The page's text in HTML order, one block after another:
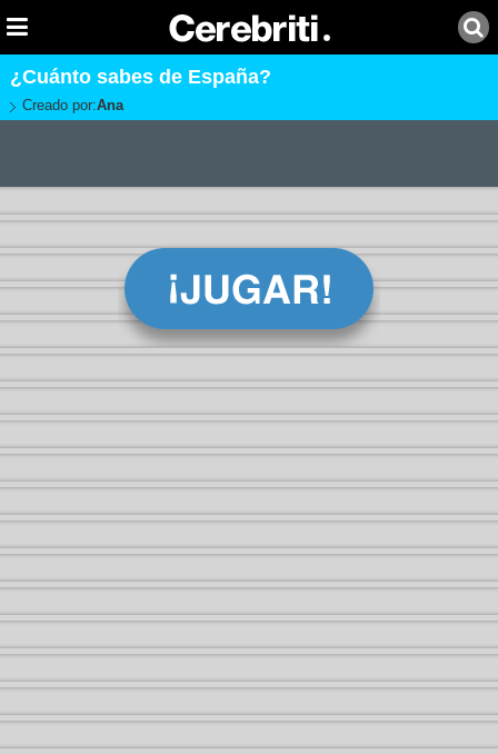
¿Cuánto sabes de España?
Creado por:Ana